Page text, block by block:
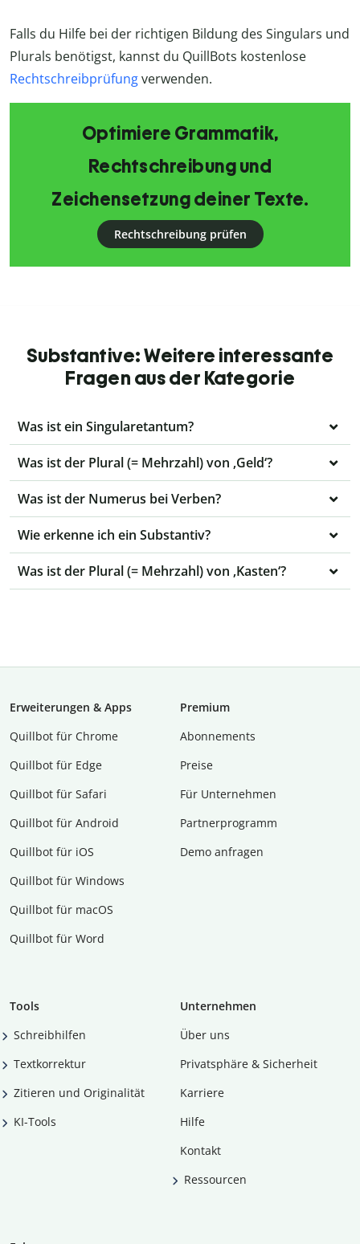
Falls du Hilfe bei der richtigen Bildung des Singulars und
Plurals benötigst, kannst du QuillBots kostenlose
Rechtschreibprüfungverwenden.
Optimiere Grammatik,
Rechtschreibung und
Zeichensetzung deiner Texte.
Rechtschreibung prüfen
Substantive: Weitere interessante
Fragen aus der Kategorie
Was ist ein Singularetantum?
Was ist der Plural (= Mehrzahl) von ‚Geld‘?
Was ist der Numerus bei Verben?
Wie erkenne ich ein Substantiv?
Was ist der Plural (= Mehrzahl) von ‚Kasten‘?
Erweiterungen & Apps
Quillbot für Chrome
Quillbot für Edge
Quillbot für Safari
Quillbot für Android
Quillbot für iOS
Quillbot für Windows
Quillbot für macOS
Quillbot für Word
Premium
Abon­ne­ments
Preise
Für Unternehmen
Partnerprogramm
Demo anfragen
Tools
Schreibhilfen
Textkorrektur
Zitieren und Originalität
KI-Tools
Unternehmen
Über uns
Privatsphäre & Sicherheit
Karriere
Hilfe
Kontakt
Ressourcen